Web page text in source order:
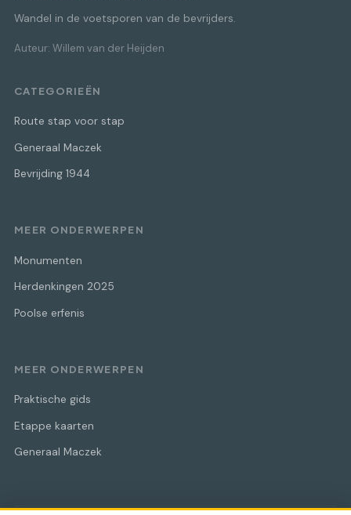
Wandel in de voetsporen van de bevrijders.
Auteur: Willem van der Heijden
CATEGORIEËN
Route stap voor stap
Generaal Maczek
Bevrijding 1944
MEER ONDERWERPEN
Monumenten
Herdenkingen 2025
Poolse erfenis
MEER ONDERWERPEN
Praktische gids
Etappe kaarten
Generaal Maczek